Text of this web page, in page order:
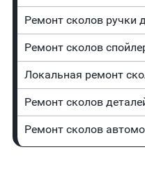
Ремонт сколов ручки
Ремонт сколов
Локальная ремонт
Ремонт сколов
Ремонт сколов